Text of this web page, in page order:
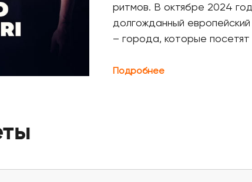
ритмов. В октябре 2024
долгожданный
– города, которые посетят
Подробнее